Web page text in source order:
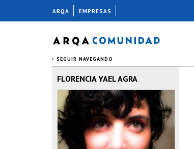
SEGUIR NAVEGANDO
FLORENCIA YAEL AGRA
ARQA EMPRESAS